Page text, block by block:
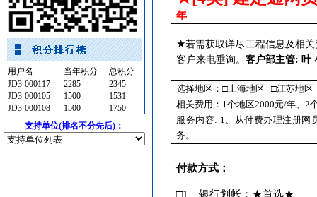
油漆涂料 [采购中]
石材木材 [采购中]
电梯工程 [采购中]
防雷接地 [采购中]
低压配电柜 [采购中]
防雷接地
[采购中]
水泵 [采购中]
低压电器 [采购中]
油漆涂料 [采购中]
用户名 当年积分
总积分
JD3-000117
2285
2345
JD3-000105
1500
1531
JD3-000108
1500
1750
支持单位(排名不分先后)：
年
★若需获取详尽工程信息及相
客户来电垂询。客户部主管: 叶
选择地区：□上海地区
□江苏地区
相关费用 ： 1个地区2000元/年、2
服务内容: 1、从付费办理注册网
务。
付款方式：
□1 、银行划帐：★首选★